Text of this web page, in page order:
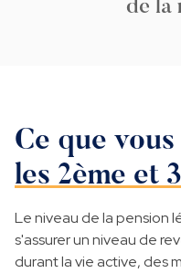
de la
Ce que
les 2ème et
Le niveau de la pension
s'assurer un niveau de
durant la vie active, des